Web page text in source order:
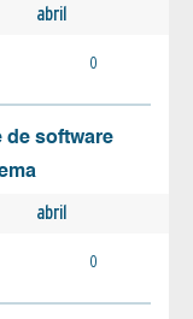
abril
0
de software
abril
0